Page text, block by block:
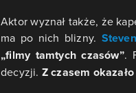
Aktor wyznał także, że
ma po nich blizny.
„filmy tamtych czasów”.
decyzji. Z czasem